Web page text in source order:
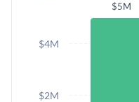
$5M
$2M
$4M